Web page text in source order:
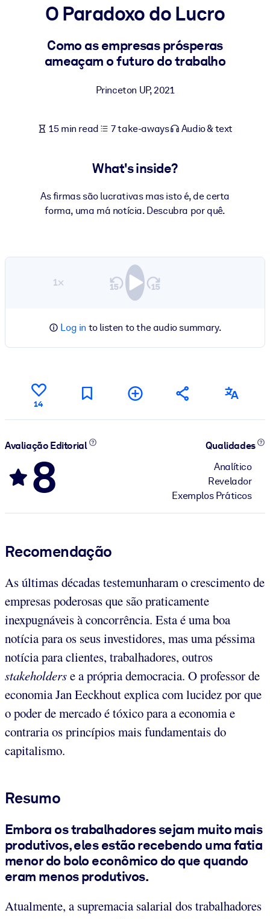
For LMS/LXP
Bring bite-sized, verified knowledge into your LMS/LXP for
For Corporate Libraries
knowledge.
Fuel your AI systems with reliable, structured knowledge to
O Paradoxo do Lucro
Como as empresas prósperas
ameaçam o futuro do trabalho
Princeton UP,2021
15 min read 7 take-aways Audio & text
What's inside?
As firmas são lucrativas mas isto é, de certa
forma, uma má notícia. Descubra por quê.
1×
Log in to listen to the audio summary.
14
Avaliação Editorial
8
Qualidades
Analítico
Revelador
Exemplos Práticos
Recomendação
As últimas décadas testemunharam o crescimento de
empresas poderosas que são praticamente
inexpugnáveis à concorrência. Esta é uma boa
notícia para os seus investidores, mas uma péssima
notícia para clientes, trabalhadores, outros
stakeholderse a própria democracia. O professor de
economia Jan Eeckhout explica com lucidez por que
o poder de mercado é tóxico para a economia e
contraria os princípios mais fundamentais do
capitalismo.
Resumo
Embora os trabalhadores sejam muito mais
produtivos, eles estão recebendo uma fatia
menor do bolo econômico do que quando
eram menos produtivos.
Atualmente, a supremacia salarial dos trabalhadores